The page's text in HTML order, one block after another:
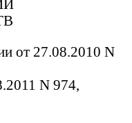
от 27.08.2010 N
N 974,